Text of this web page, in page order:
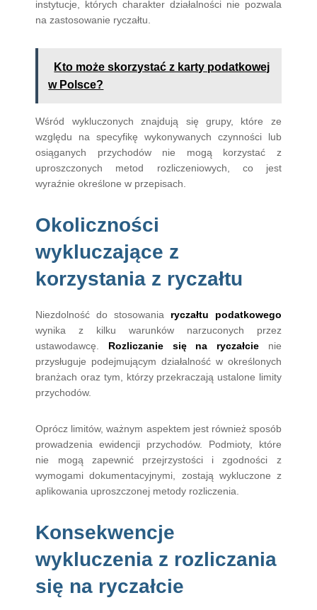
instytucje, których charakter działalności nie pozwala
na zastosowanie ryczałtu.
Kto może skorzystać z karty podatkowej
w Polsce?
Wśród wykluczonych znajdują się grupy, które ze
względu na specyfikę wykonywanych czynności lub
osiąganych przychodów nie mogą korzystać z
uproszczonych metod rozliczeniowych, co jest
wyraźnie określone w przepisach.
Okoliczności
wykluczające z
korzystania z ryczałtu
Niezdolność do stosowania ryczałtu podatkowego
wynika z kilku warunków narzuconych przez
ustawodawcę. Rozliczanie się na ryczałcienie
przysługuje podejmującym działalność w określonych
branżach oraz tym, którzy przekraczają ustalone limity
przychodów.
Oprócz limitów, ważnym aspektem jest również sposób
prowadzenia ewidencji przychodów. Podmioty, które
nie mogą zapewnić przejrzystości i zgodności z
wymogami dokumentacyjnymi, zostają wykluczone z
aplikowania uproszczonej metody rozliczenia.
Konsekwencje
wykluczenia z rozliczania
się na ryczałcie